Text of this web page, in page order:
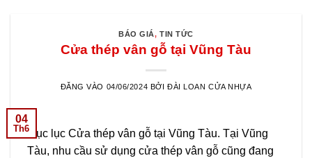
BÁO GIÁ,TIN TỨC
Cửa thép vân gỗ tại Vũng Tàu
ĐĂNG VÀO 04/06/2024 BỞI ĐÀI LOAN CỬA NHỰA
04
Th6Mục lục Cửa thép vân gỗ tại Vũng Tàu. Tại Vũng
Tàu, nhu cầu sử dụng cửa thép vân gỗ cũng đang